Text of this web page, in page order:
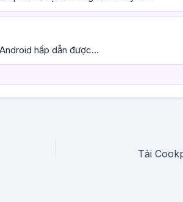
hấp dẫn được...